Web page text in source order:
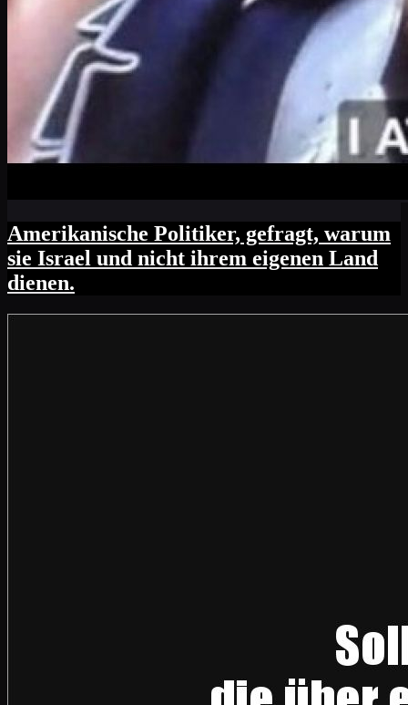
Amerikanische Politiker, gefragt, warum
sie Israel und nicht ihrem eigenen Land
dienen.